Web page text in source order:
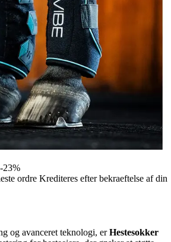
-23%
ordre Krediteres efter bekraeftelse af din
og avanceret teknologi, erHestesokker